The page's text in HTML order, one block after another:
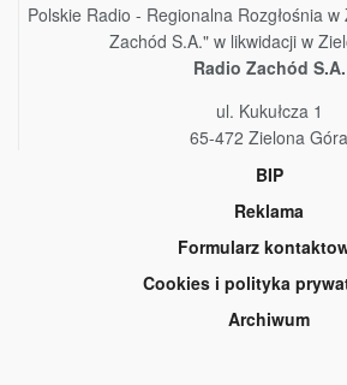
Polskie Radio - Regionalna Rozgłośnia
Zachód S.A." w likwidacji w
Radio Zachód S.A.
ul. Kukułcza 1
65-472 Zielona Góra
BIP
Reklama
Formularz
Cookies i polityka
Archiwum